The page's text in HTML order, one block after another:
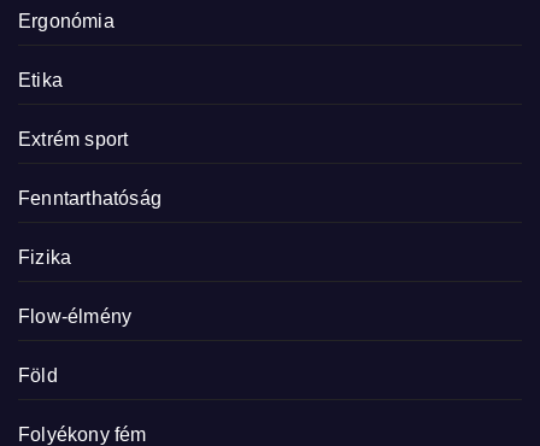
Ergonómia
Etika
Extrém sport
Fenntarthatóság
Fizika
Flow-élmény
Föld
Folyékony fém